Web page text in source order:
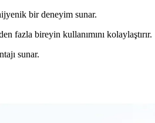
bir deneyim sunar.
fazla bireyin kullanımını kolaylaştırır.
sunar.
Macunu Sıkacağı Ürün